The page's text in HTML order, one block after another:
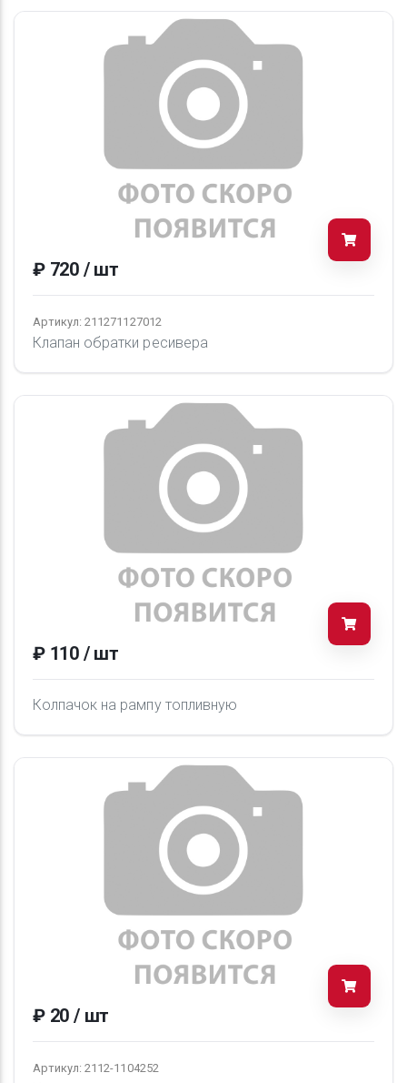
₽ 720 / шт
Артикул: 211271127012
Клапан обратки ресивера
₽ 110 / шт
Колпачок на рампу топливную
₽ 20 / шт
Артикул: 2112-1104252